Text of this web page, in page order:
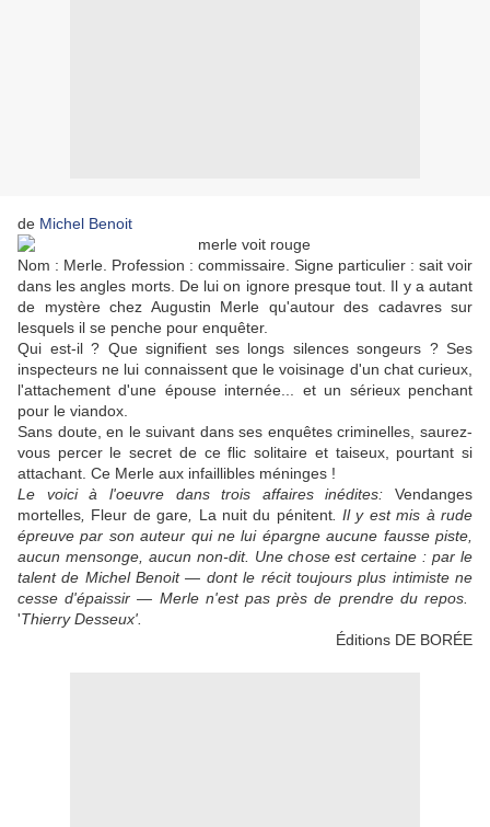
de Michel Benoit
Nom : Merle. Profession : commissaire. Signe particulier : sait voir
dans les angles morts. De lui on ignore presque tout. Il y a autant
de mystère chez Augustin Merle qu'autour des cadavres sur
lesquels il se penche pour enquêter.
Qui est-il ? Que signifient ses longs silences songeurs ? Ses
inspecteurs ne lui connaissent que le voisinage d'un chat curieux,
l'attachement d'une épouse internée... et un sérieux penchant
pour le viandox.
Sans doute, en le suivant dans ses enquêtes criminelles, saurez-
vous percer le secret de ce flic solitaire et taiseux, pourtant si
attachant. Ce Merle aux infaillibles méninges !
Le voici à l'oeuvre dans trois affaires inédites: Vendanges
mortelles
Fleur de gare La nuit du pénitent. Il y est mis à rude
épreuve par son auteur qui ne lui épargne aucune fausse piste,
aucun mensonge, aucun non-dit. Une chose est certaine : par le
talent de Michel Benoit — dont le récit toujours plus intimiste ne
cesse d'épaissir — Merle n'est pas près de prendre du repos.
'Thierry Desseux'.
Éditions DE BORÉE